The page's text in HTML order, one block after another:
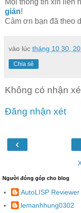
Mọi thông tin xin liên
giản!
Cảm ơn bạn đã theo
vào lúc tháng 10 30,
Chia sẻ
Không có nhận
Đăng nhận xét
‹
Người đóng góp cho blog
AutoLISP Reviewer
lemanhhung0302